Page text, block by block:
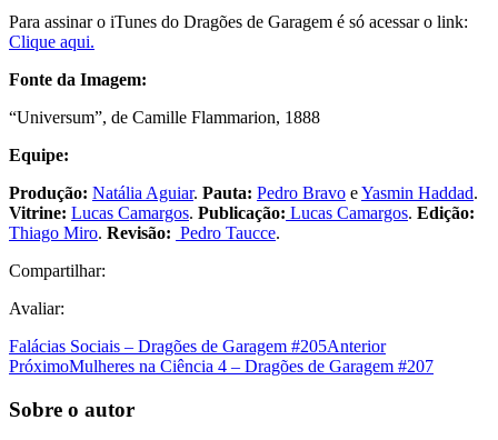
Para assinar o iTunes do Dragões de Garagem é só acessar o link:
Clique aqui.
Fonte da Imagem:
“Universum”, de Camille Flammarion, 1888
Equipe:
Produção: Natália Aguiar. Pauta: Pedro Bravo eYasmin Haddad.
Vitrine: Lucas Camargos. Publicação: Lucas Camargos. Edição:
Thiago Miro. Revisão: Pedro Taucce.
Compartilhar:
Avaliar:
Falácias Sociais – Dragões de Garagem #205Anterior
PróximoMulheres na Ciência 4 – Dragões de Garagem #207
Sobre o autor